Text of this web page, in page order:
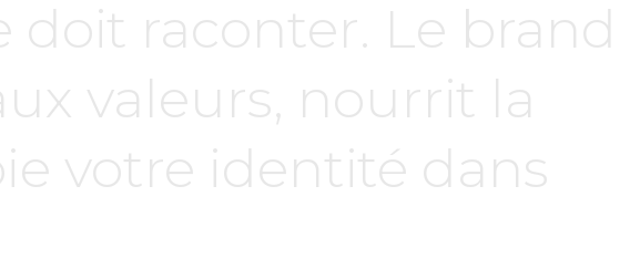
raconter. Le brand
valeurs, nourrit la
votre identité dans